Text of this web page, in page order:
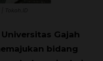
Universitas Gajah
bidang